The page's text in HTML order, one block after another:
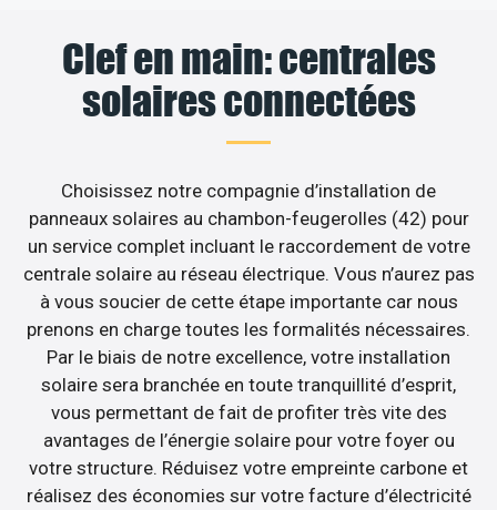
Clef en main: centrales
solaires connectées
Choisissez notre compagnie d’installation de
panneaux solaires au chambon-feugerolles (42) pour
un service complet incluant le raccordement de votre
centrale solaire au réseau électrique. Vous n’aurez pas
à vous soucier de cette étape importante car nous
prenons en charge toutes les formalités nécessaires.
Par le biais de notre excellence, votre installation
solaire sera branchée en toute tranquillité d’esprit,
vous permettant de fait de profiter très vite des
avantages de l’énergie solaire pour votre foyer ou
votre structure. Réduisez votre empreinte carbone et
réalisez des économies sur votre facture d’électricité